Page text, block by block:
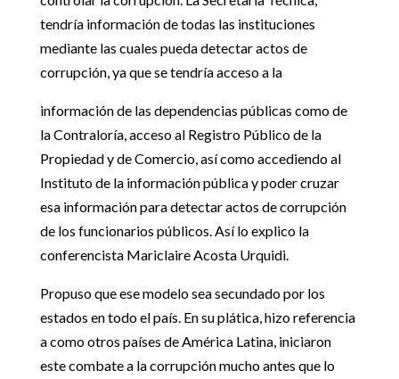
tendría información de todas las instituciones
mediante las cuales pueda detectar actos de
corrupción, ya que se tendría acceso a la
información de las dependencias públicas como de
la Contraloría, acceso al Registro Público de la
Propiedad y de Comercio, así como accediendo al
Instituto de la información pública y poder cruzar
esa información para detectar actos de corrupción
de los funcionarios públicos. Así lo explico la
conferencista Mariclaire Acosta Urquidi.
Propuso que ese modelo sea secundado por los
estados en todo el país. En su plática, hizo referencia
a como otros países de América Latina, iniciaron
este combate a la corrupción mucho antes que lo